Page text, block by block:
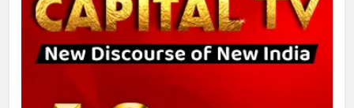
8
चुनाव से पहले लालू परिवार पर बड़ा झटका,
तय किए